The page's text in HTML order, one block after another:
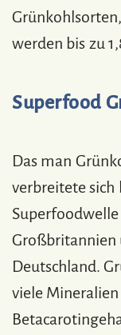
werden bis zu
Superfood
Das man
verbreitete sich
Superfoodwelle
Großbritannien
Deutschland.
viele